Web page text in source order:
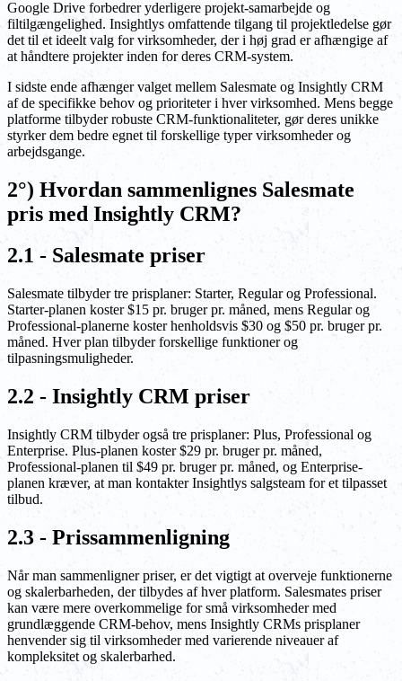
Google Drive forbedrer yderligere projekt-samarbejde og
filtilgængelighed. Insightlys omfattende tilgang til projektledelse gør
det til et ideelt valg for virksomheder, der i høj grad er afhængige af
at håndtere projekter inden for deres CRM-system.
I sidste ende afhænger valget mellem Salesmate og Insightly CRM
af de specifikke behov og prioriteter i hver virksomhed. Mens begge
platforme tilbyder robuste CRM-funktionaliteter, gør deres unikke
styrker dem bedre egnet til forskellige typer virksomheder og
arbejdsgange.
2°) Hvordan sammenlignes Salesmate
pris med Insightly CRM?
2.1 - Salesmate priser
Salesmate tilbyder tre prisplaner: Starter, Regular og Professional.
Starter-planen koster $15 pr. bruger pr. måned, mens Regular og
Professional-planerne koster henholdsvis $30 og $50 pr. bruger pr.
måned. Hver plan tilbyder forskellige funktioner og
tilpasningsmuligheder.
2.2 - Insightly CRM priser
Insightly CRM tilbyder også tre prisplaner: Plus, Professional og
Enterprise. Plus-planen koster $29 pr. bruger pr. måned,
Professional-planen til $49 pr. bruger pr. måned, og Enterprise-
planen kræver, at man kontakter Insightlys salgsteam for et tilpasset
tilbud.
2.3 - Prissammenligning
Når man sammenligner priser, er det vigtigt at overveje funktionerne
og skalerbarheden, der tilbydes af hver platform. Salesmates priser
kan være mere overkommelige for små virksomheder med
grundlæggende CRM-behov, mens Insightly CRMs prisplaner
henvender sig til virksomheder med varierende niveauer af
kompleksitet og skalerbarhed.